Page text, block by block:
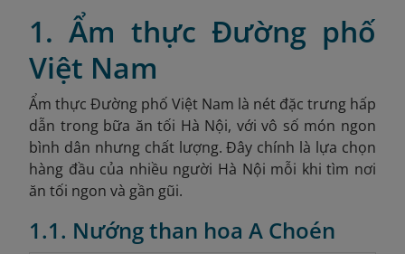
1. Ẩm thực Đường phố
Việt Nam
Ẩm thực Đường phố Việt Nam là nét đặc trưng hấp
dẫn trong bữa ăn tối Hà Nội, với vô số món ngon
bình dân nhưng chất lượng. Đây chính là lựa chọn
hàng đầu của nhiều người Hà Nội mỗi khi tìm nơi
ăn tối ngon và gần gũi.
1.1. Nướng than hoa A Choén